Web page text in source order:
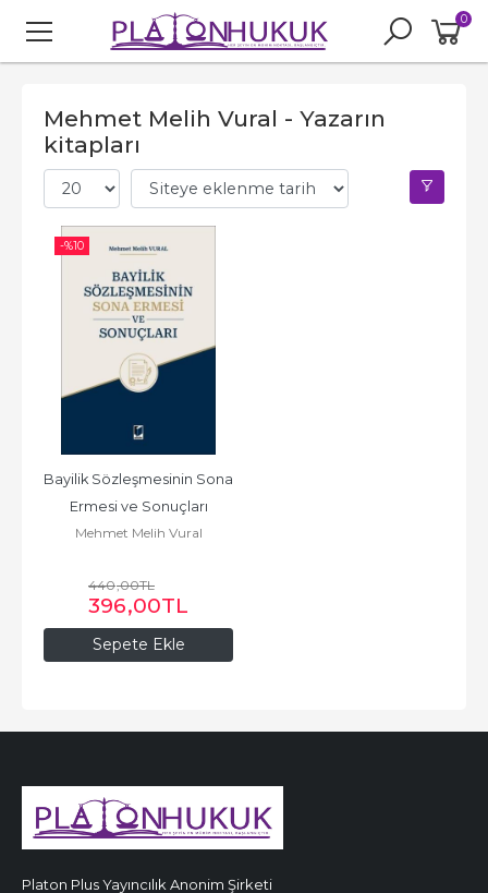
0
Mehmet Melih Vural - Yazarın
kitapları
-%10
Sepete Ekle
Bayilik Sözleşmesinin Sona
Ermesi ve Sonuçları
Mehmet Melih Vural
440,00TL
396,00TL
Platon Plus Yayıncılık Anonim Şirketi